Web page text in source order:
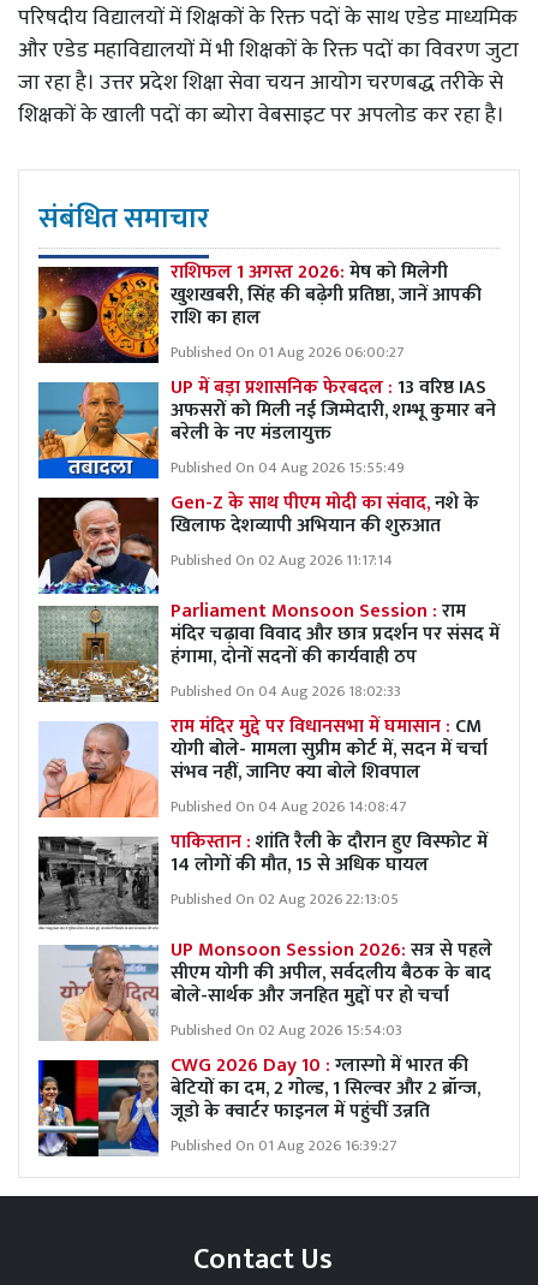
परिषदीय विद्यालयों में शिक्षकों के रिक्त पदों के साथ एडेड माध्यमिक
और एडेड महाविद्यालयों में भी शिक्षकों के रिक्त पदों का विवरण जुटा
जा रहा है। उत्तर प्रदेश शिक्षा सेवा चयन आयोग चरणबद्ध तरीके से
शिक्षकों के खाली पदों का ब्योरा वेबसाइट पर अपलोड कर रहा है।
संबंधित समाचार
राशिफल 1 अगस्त 2026:मेष को मिलेगी
खुशखबरी, सिंह की बढ़ेगी प्रतिष्ठा, जानें आपकी
राशि का हाल
Published On 01 Aug 2026 06:00:27
UP में बड़ा प्रशासनिक फेरबदल :13 वरिष्ठ IAS
अफसरों को मिली नई जिम्मेदारी, शम्भू कुमार बने
बरेली के नए मंडलायुक्त
Published On 04 Aug 2026 15:55:49
Gen-Z के साथ पीएम मोदी का संवाद,नशे के
खिलाफ देशव्यापी अभियान की शुरुआत
Published On 02 Aug 2026 11:17:14
Parliament Monsoon Session :राम
मंदिर चढ़ावा विवाद और छात्र प्रदर्शन पर संसद में
हंगामा, दोनों सदनों की कार्यवाही ठप
Published On 04 Aug 2026 18:02:33
राम मंदिर मुद्दे पर विधानसभा में घमासान : CM
योगी बोले- मामला सुप्रीम कोर्ट में, सदन में चर्चा
संभव नहीं, जानिए क्या बोले शिवपाल
Published On 04 Aug 2026 14:08:47
पाकिस्तान :शांति रैली के दौरान हुए विस्फोट में
14 लोगों की मौत, 15 से अधिक घायल
Published On 02 Aug 2026 22:13:05
UP Monsoon Session 2026:सत्र से पहले
सीएम योगी की अपील, सर्वदलीय बैठक के बाद
बोले-सार्थक और जनहित मुद्दों पर हो चर्चा
Published On 02 Aug 2026 15:54:03
CWG 2026 Day 10 :ग्लास्गो में भारत की
बेटियों का दम, 2 गोल्ड, 1 सिल्वर और 2 ब्रॉन्ज,
जूडो के क्वार्टर फाइनल में पहुंचीं उन्नति
Published On 01 Aug 2026 16:39:27
Contact Us